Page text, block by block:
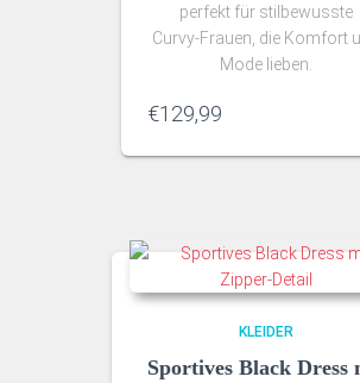
perfekt für stilbewusste
Curvy‑Frauen, die Komfort
Mode lieben.
€129,99
KLEIDER
Sportives Black Dress